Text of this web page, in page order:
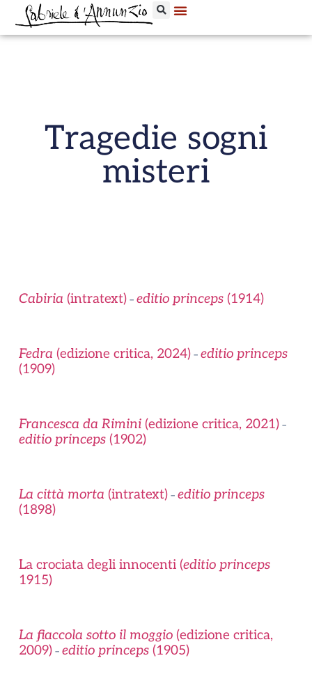
Tragedie sogni
misteri
Cabiria (intratext)– editio princeps(1914)
Fedra (edizione critica, 2024)– editio princeps
(1909)
Francesca da Rimini(edizione critica, 2021)–
editio princeps(1902)
La città morta (intratext)– editio princeps
(1898)
La crociata degli innocenti (editio princeps
1915)
La fiaccola sotto il moggio(edizione critica,
2009)– editio princeps(1905)